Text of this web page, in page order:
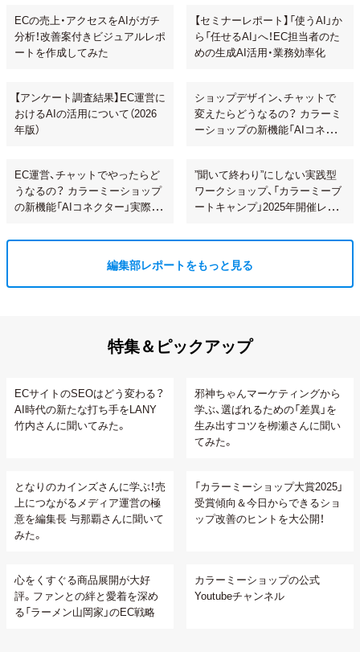
ECの売上・アクセスをAIがガチ
分析！改善案付きビジュアルレポ
ートを作成してみた
【セミナーレポート】「使うAI」か
ら「任せるAI」へ！EC担当者のた
めの生成AI活用・業務効率化
【アンケート調査結果】EC運営に
おけるAIの活用について（2026
年版）
ショップデザイン、チャットで
変えたらどうなるの？ カラーミ
ーショップの新機能「AIコネク
EC運営、チャットでやったらど
うなるの？ カラーミーショップ
の新機能「AIコネクター」実際に
”聞いて終わり”にしない実践型
ワークショップ、「カラーミーブ
ートキャンプ」2025年開催レポ
編集部レポートをもっと見る
特集＆ピックアップ
ECサイトのSEOはどう変わる？
AI時代の新たな打ち手をLANY
竹内さんに聞いてみた。
邪神ちゃんマーケティングから
学ぶ、選ばれるための「差異」を
生み出すコツを栁瀬さんに聞い
てみた。
となりのカインズさんに学ぶ！売
上につながるメディア運営の極
意を編集長 与那覇さんに聞いて
みた。
「カラーミーショップ大賞2025」
受賞傾向＆今日からできるショ
ップ改善のヒントを大公開！
心をくすぐる商品展開が大好
評。ファンとの絆と愛着を深め
る「ラーメン山岡家」のEC戦略
カラーミーショップの公式
Youtubeチャンネル